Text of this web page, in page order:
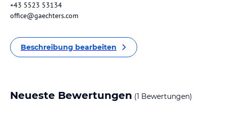
+43 5523 53134
office@gaechters.com
Beschreibung bearbeiten
Neueste Bewertungen (1 Bewertungen)